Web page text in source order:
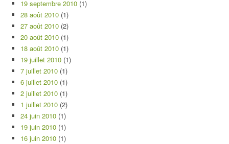
19 septembre 2010 (1)
28 août 2010 (1)
27 août 2010 (2)
20 août 2010 (1)
18 août 2010 (1)
19 juillet 2010 (1)
7 juillet 2010 (1)
6 juillet 2010 (1)
2 juillet 2010 (1)
1 juillet 2010 (2)
24 juin 2010 (1)
19 juin 2010 (1)
16 juin 2010 (1)